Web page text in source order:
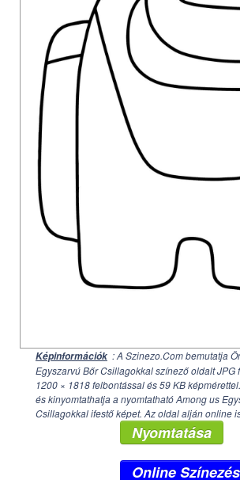
Képinformációk : A Szinezo.Com bemutatja
Egyszarvú Bőr Csillagokkal színező oldalt JPG
1200 × 1818felbontással és 59 KB
és kinyomtathatja a nyomtatható Among us
Csillagokkal ifestő képet. Az oldal alján online
Nyomtatása
Online Színezés